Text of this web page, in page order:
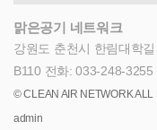
맑은공기 네트워크
강원도 춘천시 한림대학
B110 전화: 033-248-3255
© CLEAN AIR NETWORK
admin